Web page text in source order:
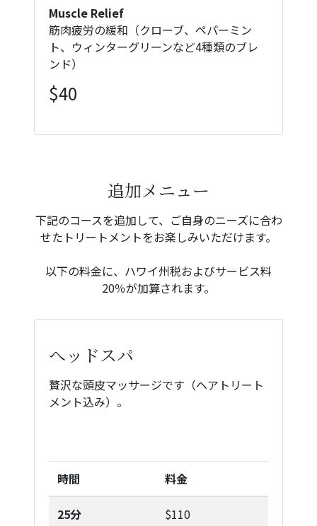
Muscle Relief
筋肉疲労の緩和（クローブ、ペパーミン
ト、ウィンターグリーンなど4種類のブレ
ンド）
$40
追加メニュー
下記のコースを追加して、ご自身のニーズに合わ
せたトリートメントをお楽しみいただけます。
以下の料金に、ハワイ州税およびサービス料
20％が加算されます。
へッドスパ
贅沢な頭皮マッサージです（ヘアトリート
メント込み）。
時間 料金
25分 $110